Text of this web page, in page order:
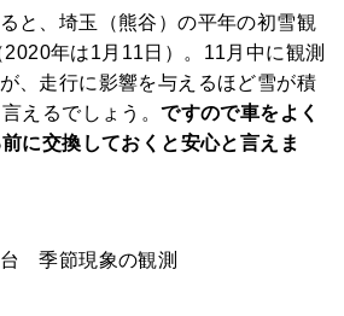
んなのコラム
マチネタ
と、埼玉（熊谷）の平年の初雪観
年は1月11日）。11月中に観測
、走行に影響を与えるほど雪が積
えるでしょう。ですので車をよく
に交換しておくと安心と言えま
季節現象の観測